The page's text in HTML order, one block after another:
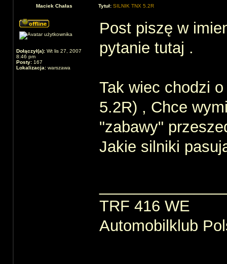
Maciek Chałas Tytuł: SILNIK TNX 5.2R
Dołączył(a): Wt lis 27, 2007
8:46 pm
Posty: 167
Lokalizacja: warszawa
Post piszę w
pytanie tutaj .
Tak wiec chodzi
5.2R) , Chce
"zabawy"
Jakie silniki
TRF 416 WE
Automobilklub